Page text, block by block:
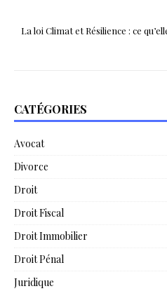
La loi Climat et Résilience : ce
CATÉGORIES
Avocat
Divorce
Droit
Droit Fiscal
Droit Immobilier
Droit Pénal
Juridique